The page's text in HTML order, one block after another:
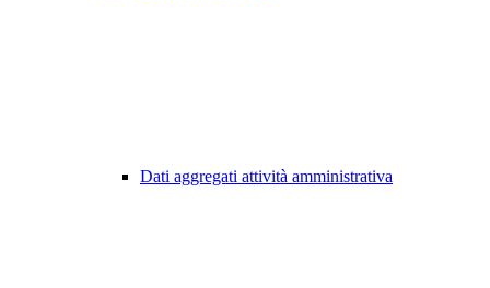
Dati aggregati attività amministrativa